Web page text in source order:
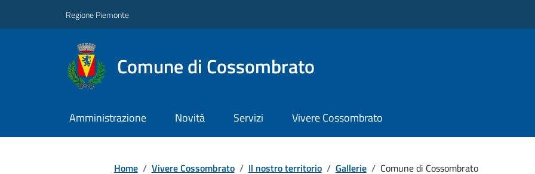
Regione Piemonte
Comune di Cossombrato
Amministrazione Novità Servizi Vivere Cossombrato
Home / Vivere Cossombrato / Il nostro territorio / Gallerie / Comune di Cossombrato